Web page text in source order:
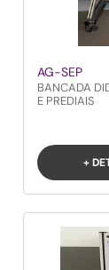
AG-SEP
BANCADA
E PREDIAIS
+